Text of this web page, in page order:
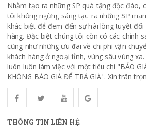
Nhằm tạo ra những SP quà tặng độc đáo,
tôi không ngừng sáng tạo ra những SP
khác biệt để đem đến sự hài lòng tuyệt đối
hàng. Đặc biệt chúng tôi còn có các chính
cũng như những ưu đãi về chi phí vận
khách hàng ở ngoại tỉnh, vùng sâu vùng
luôn luôn làm việc với một tiêu chí "BÁO
KHÔNG BÁO GIÁ ĐỂ TRẢ GIÁ". Xin trân
THÔNG TIN LIÊN HỆ